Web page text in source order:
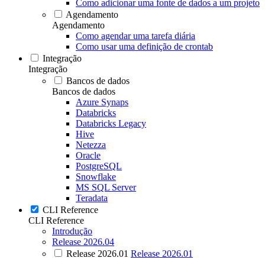
Como adicionar uma fonte de dados a um projeto
Agendamento
Agendamento
Como agendar uma tarefa diária
Como usar uma definição de crontab
Integração
Integração
Bancos de dados
Bancos de dados
Azure Synaps
Databricks
Databricks Legacy
Hive
Netezza
Oracle
PostgreSQL
Snowflake
MS SQL Server
Teradata
CLI Reference
CLI Reference
Introdução
Release 2026.04
Release 2026.01 Release 2026.01